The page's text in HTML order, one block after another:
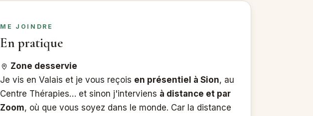
ME JOINDRE
En pratique
Zone desservie
Je vis en Valais et je vous reçois en présentiel à Sion, au
Centre Thérapies… et sinon j'interviens à distance et par
Zoom, où que vous soyez dans le monde. Car la distance